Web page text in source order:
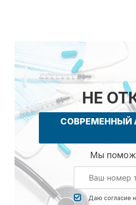
НЕ
СОВРЕМЕННЫЙ
Мы
Даю согласие